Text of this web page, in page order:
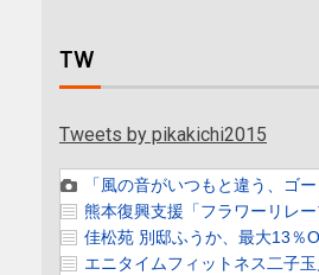
TW
Tweets by pikakichi2015